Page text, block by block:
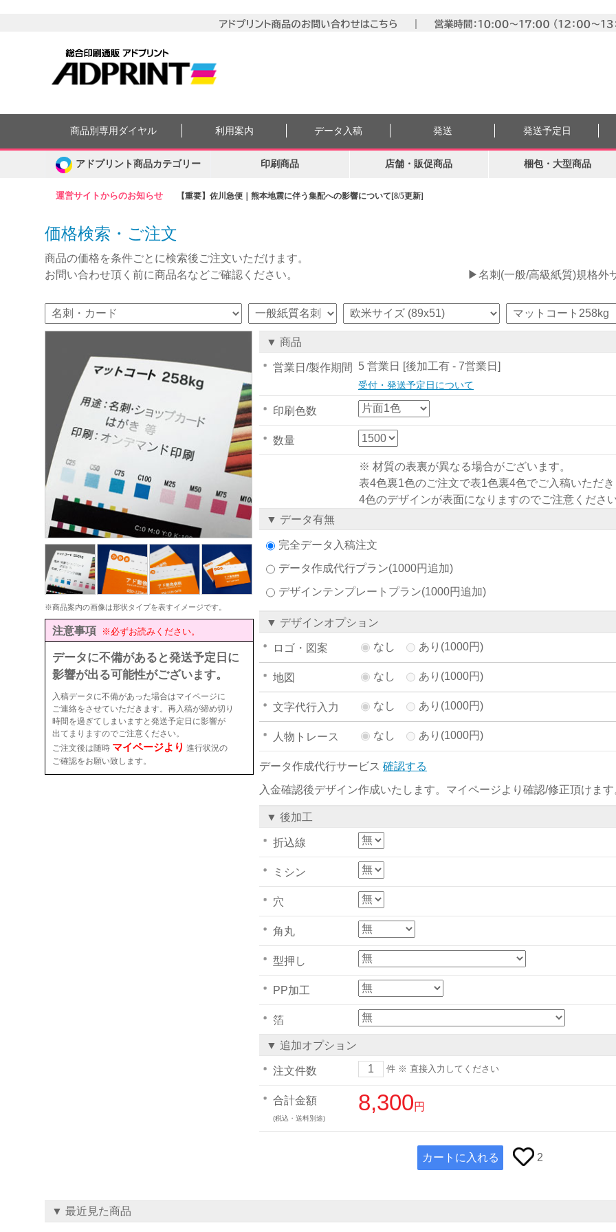
運営サイトからのお知らせ 【重要】佐川急便｜熊本地震に伴う集配への影響について[8/5更新]
商品別専用ダイヤル 利用案内 データ入稿 発送 発送予定日
アドプリント商品カテゴリー 印刷商品 店舗・販促商品 梱包・大型商品
価格検索・ご注文
商品の価格を条件ごとに検索後ご注文いただけます。
お問い合わせ頂く前に商品名などご確認ください。
▶名刺(一般/高級紙質)規格外
※商品案内の画像は形状タイプを表すイメージです。
注意事項 ※必ずお読みください。
データに不備があると発送予定日に
影響が出る可能性がございます。
入稿データに不備があった場合はマイページに
ご連絡をさせていただきます。再入稿が締め切り
時間を過ぎてしまいますと発送予定日に影響が
出てまりますのでご注意ください。
ご注文後は随時 マイページより 進行状況の
ご確認をお願い致します。
▼ 商品
営業日/製作期間 5 営業日 [後加工有 - 7営業日]
受付・発送予定日について
印刷色数
数量
※ 材質の表裏が異なる場合がございます。
表4色裏1色のご注文で表1色裏4色でご入稿いただ
4色のデザインが表面になりますのでご注意くださ
▼ データ有無
完全データ入稿注文
データ作成代行プラン(1000円追加)
デザインテンプレートプラン(1000円追加)
▼ デザインオプション
ロゴ・図案 なし あり(1000円)
地図 なし あり(1000円)
文字代行入力 なし あり(1000円)
人物トレース なし あり(1000円)
データ作成代行サービス 確認する
入金確認後デザイン作成いたします。マイページより確認/修正頂けます
▼ 後加工
折込線
ミシン
穴
角丸
型押し
PP加工
箔
▼ 追加オプション
注文件数 件 ※ 直接入力してください
合計金額
(税込・送料別途)
8,300円
カートに入れる 2
▼ 最近見た商品